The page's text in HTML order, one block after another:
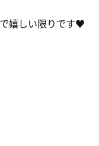
嬉しい限りです♥